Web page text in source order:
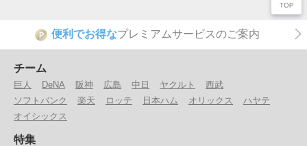
P 便利でお得なプレミアムサービスのご案内
チーム
巨人 DeNA 阪神 広島 中日 ヤクルト
西武
ソフトバンク
楽天 ロッテ 日本ハム オリックス
ハヤテ
オイシックス
特集